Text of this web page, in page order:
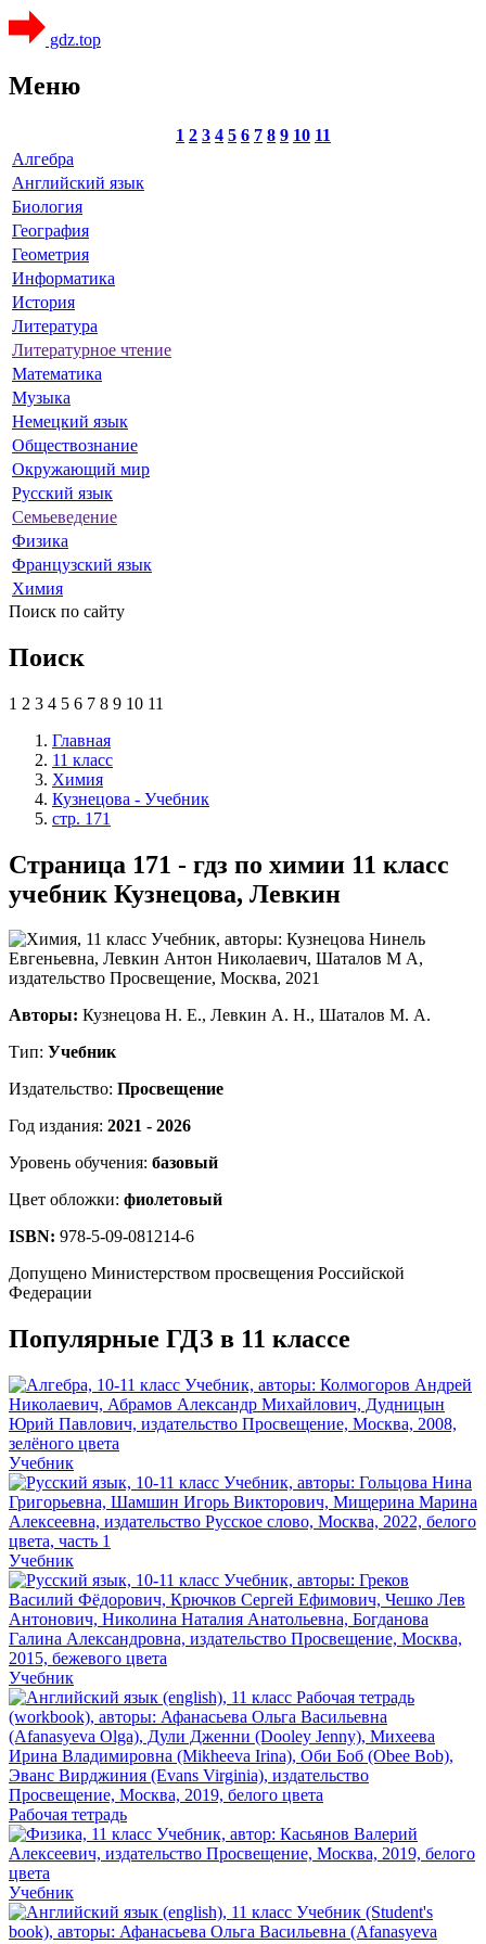
gdz.top
Меню
1 2 3 4 5 6 7 8 9 10 11
Алгебра
Английский язык
Биология
География
Геометрия
Информатика
История
Литература
Литературное чтение
Математика
Музыка
Немецкий язык
Обществознание
Окружающий мир
Русский язык
Семьеведение
Физика
Французский язык
Химия
Поиск по сайту
Поиск
1 2 3 4 5 6 7 8 9 10 11
Главная
11 класс
Химия
Кузнецова - Учебник
стр. 171
Страница 171 - гдз по химии 11 класс
учебник Кузнецова, Левкин
Авторы: Кузнецова Н. Е., Левкин А. Н., Шаталов М. А.
Тип: Учебник
Издательство: Просвещение
Год издания: 2021 - 2026
Уровень обучения: базовый
Цвет обложки: фиолетовый
ISBN: 978-5-09-081214-6
Допущено Министерством просвещения Российской
Федерации
Популярные ГДЗ в 11 классе
Учебник
Учебник
Учебник
Рабочая тетрадь
Учебник